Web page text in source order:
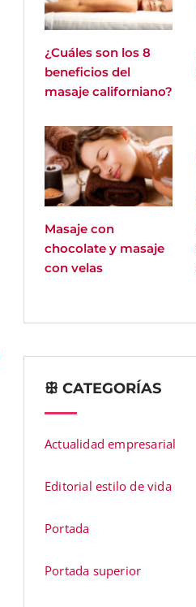
¿Cuáles son los 8
beneficios del
masaje californiano?
Masaje con
chocolate y masaje
con velas
ꕥ CATEGORÍAS
Actualidad empresarial
Editorial estilo de vida
Portada
Portada superior